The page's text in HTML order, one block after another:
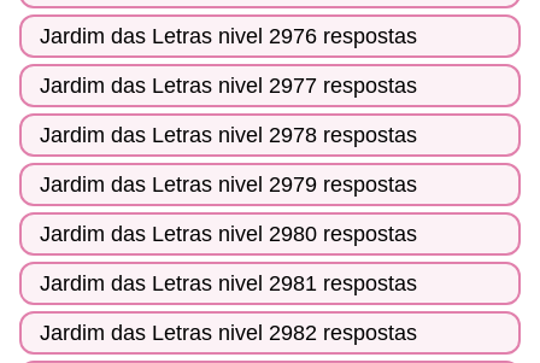
Jardim das Letras nivel 2976 respostas
Jardim das Letras nivel 2977 respostas
Jardim das Letras nivel 2978 respostas
Jardim das Letras nivel 2979 respostas
Jardim das Letras nivel 2980 respostas
Jardim das Letras nivel 2981 respostas
Jardim das Letras nivel 2982 respostas